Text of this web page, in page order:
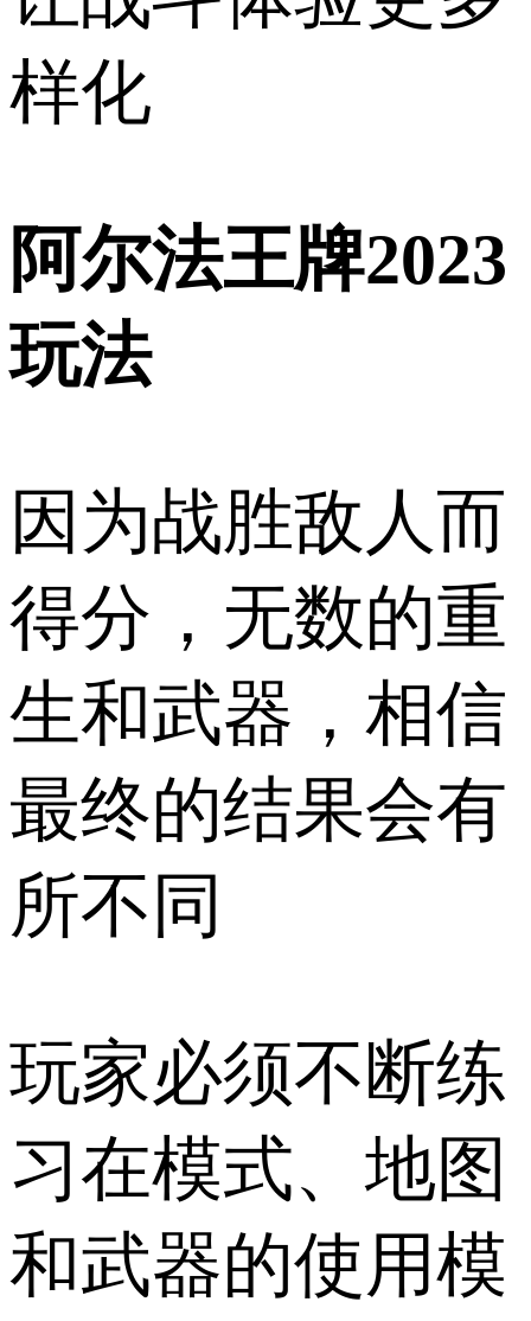
样化
阿尔法王牌2023
玩法
因为战胜敌人而
得分，无数的重
生和武器，相信
最终的结果会有
所不同
玩家必须不断练
习在模式、地图
和武器的使用模